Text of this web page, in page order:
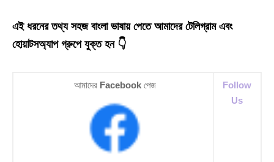
এই ধরনের তথ্য সহজ বাংলা ভাষায় পেতে আমাদের টেলিগ্রাম এবং
হোয়াটসঅ্যাপ গ্রুপে যুক্ত হন 👇
আমাদের Facebook পেজ
Follow
Us